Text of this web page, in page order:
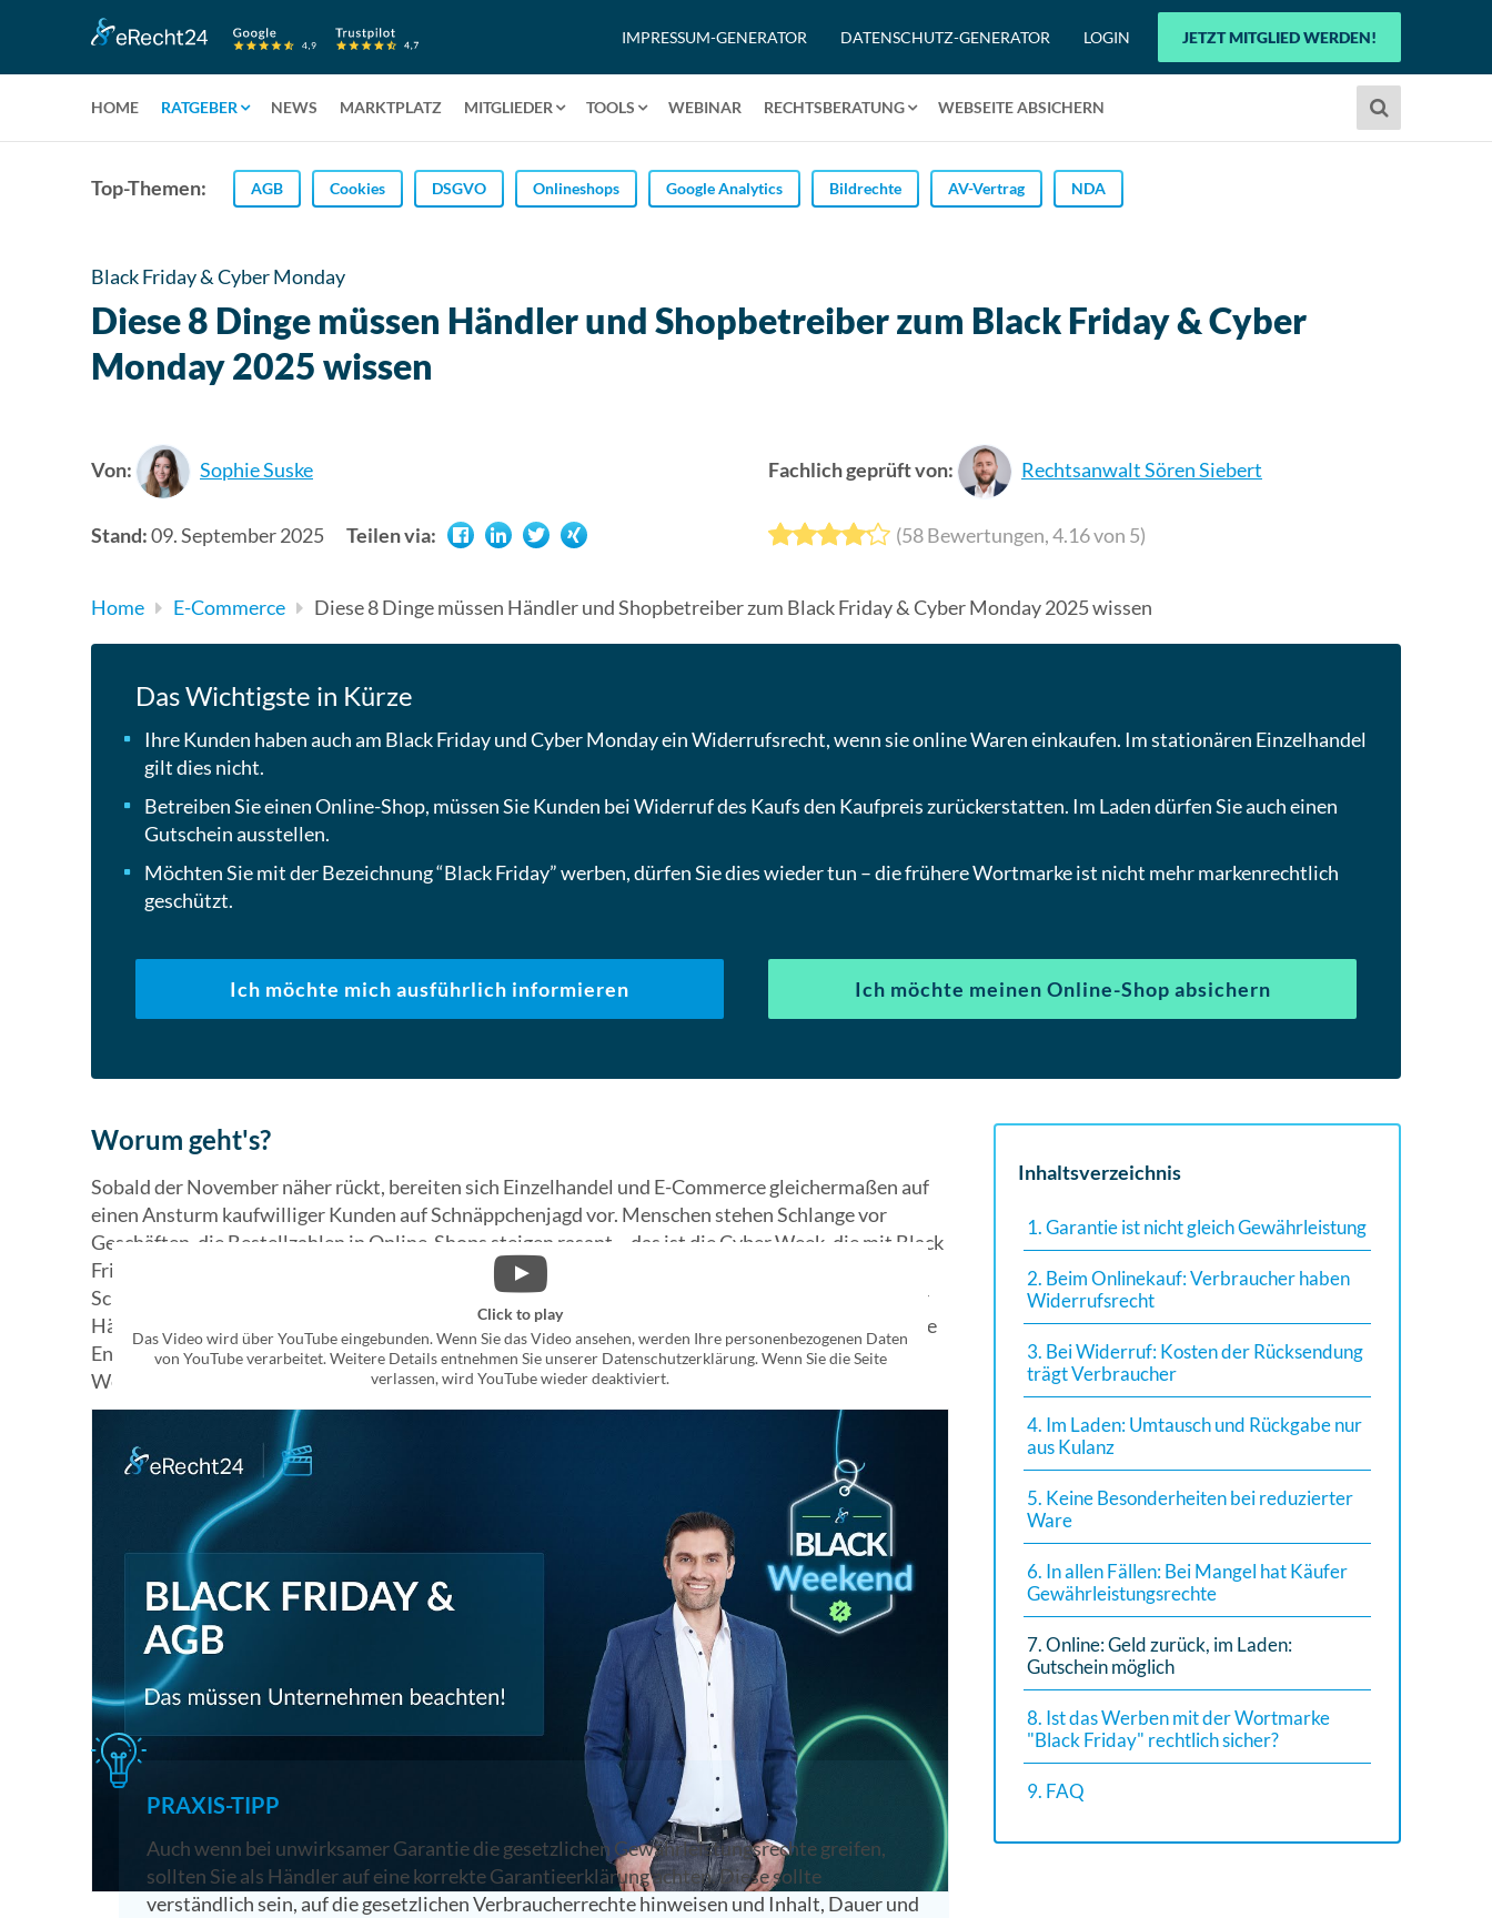
IMPRESSUM-GENERATOR DATENSCHUTZ-GENERATOR LOGIN JETZT MITGLIED WERDEN!
HOME RATGEBER NEWS MARKTPLATZ MITGLIEDER TOOLS WEBINAR RECHTSBERATUNG WEBSEITE ABSICHERN
Verwende
die
gelangen.
Touchgeräten
Top-Themen: AGB Cookies DSGVO Onlineshops Google Analytics Bildrechte AV-Vertrag NDA
Black Friday & Cyber Monday
Diese 8 Dinge müssen Händler und Shopbetreiber zum Black Friday & Cyber
Monday 2025 wissen
Von: Sophie Suske Fachlich geprüft von: Rechtsanwalt Sören Siebert
Stand:09. September 2025 Teilen via: (58Bewertungen,4.16von 5)
Home E-Commerce Diese 8 Dinge müssen Händler und Shopbetreiber zum Black Friday & Cyber Monday 2025 wissen
Das Wichtigste in Kürze
Ihre Kunden haben auch am Black Friday und Cyber Monday ein Widerrufsrecht, wenn sie online Waren einkaufen. Im stationären Einzelhandel
gilt dies nicht.
Betreiben Sie einen Online-Shop, müssen Sie Kunden bei Widerruf des Kaufs den Kaufpreis zurückerstatten. Im Laden dürfen Sie auch einen
Gutschein ausstellen.
Möchten Sie mit der Bezeichnung “Black Friday” werben, dürfen Sie dies wieder tun – die frühere Wortmarke ist nicht mehr markenrechtlich
geschützt.
Ich möchte mich ausführlich informieren Ich möchte meinen Online-Shop absichern
Inhaltsverzeichnis
1. Garantie ist nicht gleich Gewährleistung
2. Beim Onlinekauf: Verbraucher haben
Widerrufsrecht
3. Bei Widerruf: Kosten der Rücksendung
trägt Verbraucher
4. Im Laden: Umtausch und Rückgabe nur
aus Kulanz
5. Keine Besonderheiten bei reduzierter
Ware
6. In allen Fällen: Bei Mangel hat Käufer
Gewährleistungsrechte
7. Online: Geld zurück, im Laden:
Gutschein möglich
8. Ist das Werben mit der Wortmarke
"Black Friday" rechtlich sicher?
9. FAQ
Worum geht's?
Sobald der November näher rückt, bereiten sich Einzelhandel und E-Commerce gleichermaßen auf
einen Ansturm kaufwilliger Kunden auf Schnäppchenjagd vor. Menschen stehen Schlange vor
Geschäften, die Bestellzahlen in Online-Shops steigen rasant – das ist die Cyber Week, die mit Black
Friday und Cyber Monday wie keine andere Woche im Jahr im Zeichen von Rabatt-Aktionen,
Schnäppchen und Technik-Highlights steht und das alljährliche Weihnachtsgeschäft einläutet. Für
Händler bedeuten die vielen Verkäufe aber auch massenweise Retouren und Umtäusche. Damit Sie
Ende November 2025 nicht den Kopf verlieren, haben wir Ihnen die wichtigsten Punkte zur Cyber
Week zusammengestellt.
Click to play
Das Video wird über YouTube eingebunden. Wenn Sie das Video ansehen, werden Ihre personenbezogenen Daten
von YouTube verarbeitet. Weitere Details entnehmen Sie unserer Datenschutzerklärung. Wenn Sie die Seite
verlassen, wird YouTube wieder deaktiviert.
1. Garantie ist nicht gleich Gewährleistung
Wir können Sie beruhigen: Für Umtausch, Widerruf und Gewährleistung gelten die bekannten
Regeln, auch wenn der Preis der Ware zum Shopping-Event am Black Friday und Cyber Monday
niedriger ist als sonst im Jahr.
Der Unterschied zwischen Garantie, Gewährleistung und Produkthaftung: Einen Anspruch auf
gesetzliche Gewährleistung hat jeder Käufer, wenn das gekaufte Produkt einen Mangel hat. Eine
Garantie können Hersteller ihren Kunden zusätzlich einräumen – etwa, wenn ein
Konkurrenzprodukt günstiger ist (Preisgarantie) oder falls der Kunde nicht zufrieden ist
(Zufriedenheitsgarantie).
PRAXIS-TIPP
Auch wenn bei unwirksamer Garantie die gesetzlichen Gewährleistungsrechte greifen,
sollten Sie als Händler auf eine korrekte Garantieerklärung achten. Diese sollte
verständlich sein, auf die gesetzlichen Verbraucherrechte hinweisen und Inhalt, Dauer und